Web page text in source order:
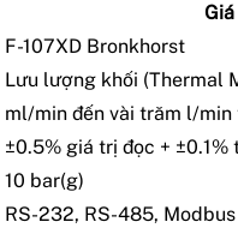
F-107XD Bronkhorst
Lưu lượng khối (Thermal
ml/min đến vài trăm l/
±0.5% giá trị đọc + ±0.1%
10 bar(g)
RS-232, RS-485,